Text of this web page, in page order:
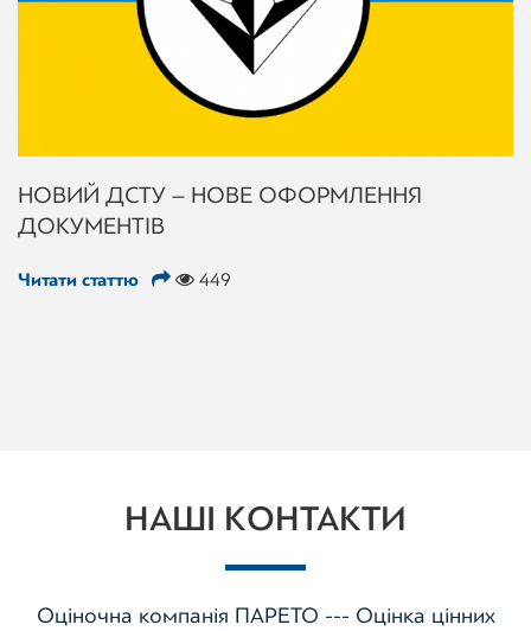
НОВИЙ ДСТУ – НОВЕ ОФОРМЛЕННЯ
ДОКУМЕНТІВ
Читати статтю 449
НАШІ КОНТАКТИ
Оціночна компанія ПАРЕТО --- Оцінка цінних